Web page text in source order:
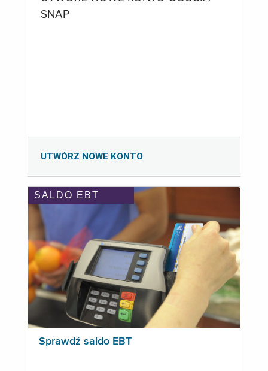
SNAP
UTWÓRZ NOWE KONTO
SALDO EBT
Sprawdź saldo EBT